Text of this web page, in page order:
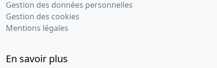
Gestion des données personnelles
Gestion des cookies
Mentions légales
En savoir plus